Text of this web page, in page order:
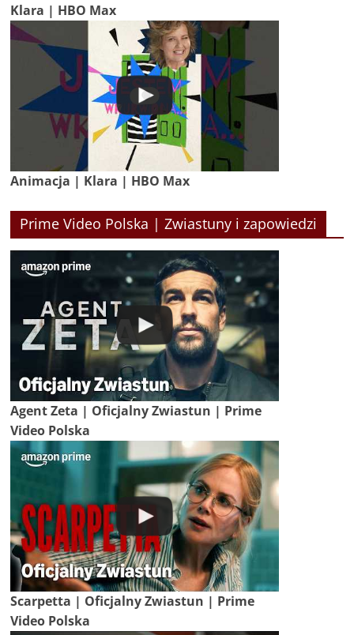
Klara | HBO Max
Animacja | Klara | HBO Max
Prime Video Polska | Zwiastuny i zapowiedzi
Agent Zeta | Oficjalny Zwiastun | Prime
Video Polska
Scarpetta | Oficjalny Zwiastun | Prime
Video Polska